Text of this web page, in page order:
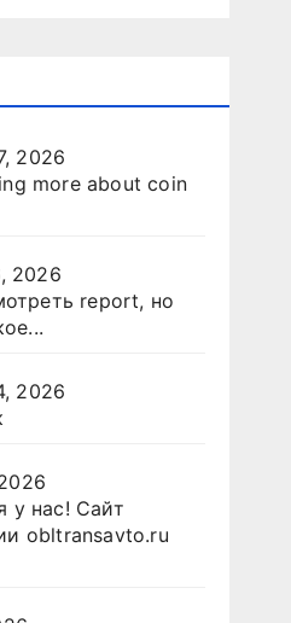
2026
more about coin
2026
report, но
2026
у нас! Сайт
obltransavto.ru